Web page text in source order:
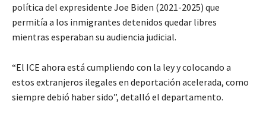
política del expresidente Joe Biden (2021-2025) que
permitía a los inmigrantes detenidos quedar libres
mientras esperaban su audiencia judicial.
“El ICE ahora está cumpliendo con la ley y colocando a
estos extranjeros ilegales en deportación acelerada, como
siempre debió haber sido”, detalló el departamento.